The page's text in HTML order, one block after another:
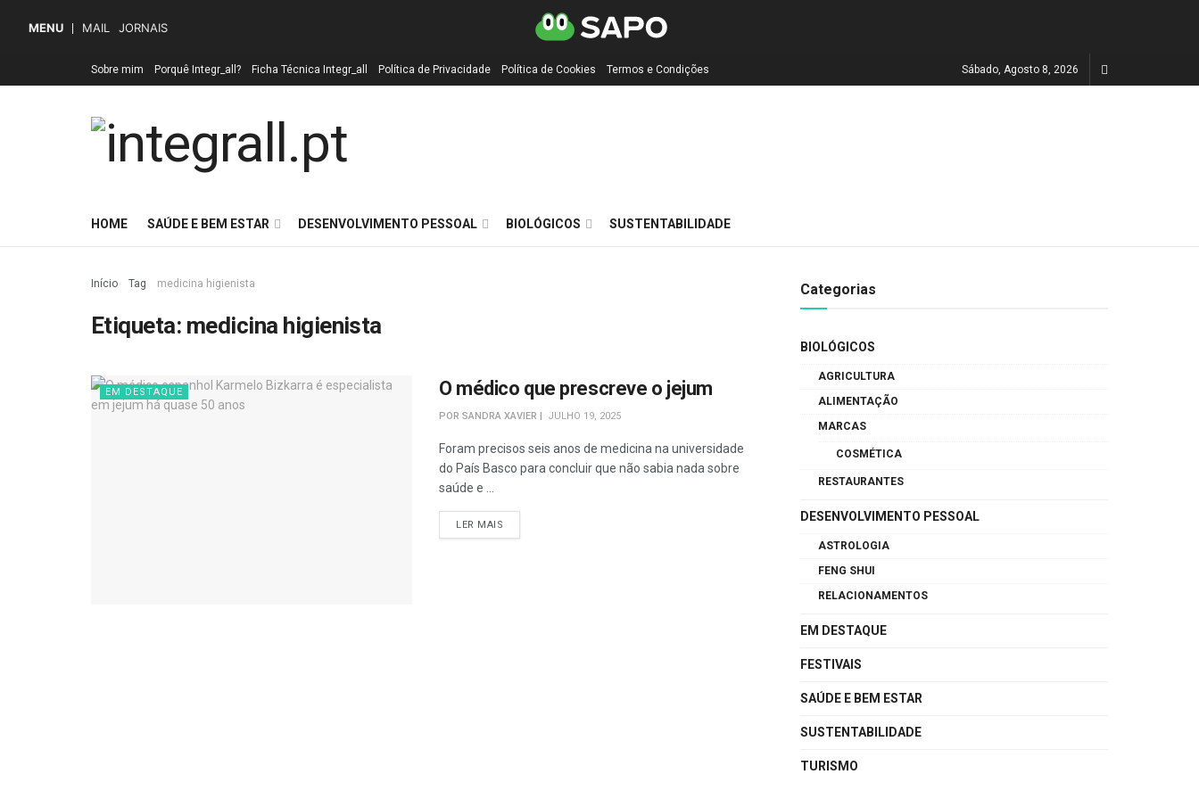
MENU MAIL JORNAIS
Sobre mim Porquê Integr_all? Ficha Técnica Integr_all Política de Privacidade Política de Cookies Termos e Condições Sábado, Agosto 8, 2026
HOME SAÚDE E BEM ESTAR DESENVOLVIMENTO PESSOAL BIOLÓGICOS SUSTENTABILIDADE
Início Tag medicina higienista
Etiqueta: medicina higienista
EM DESTAQUE O médico que prescreve o jejum
POR SANDRA XAVIER JULHO 19, 2025
Foram precisos seis anos de medicina na universidade
do País Basco para concluir que não sabia nada sobre
saúde e ...
LER MAIS
Categorias
BIOLÓGICOS
AGRICULTURA
ALIMENTAÇÃO
MARCAS
COSMÉTICA
RESTAURANTES
DESENVOLVIMENTO PESSOAL
ASTROLOGIA
FENG SHUI
RELACIONAMENTOS
EM DESTAQUE
FESTIVAIS
SAÚDE E BEM ESTAR
SUSTENTABILIDADE
TURISMO